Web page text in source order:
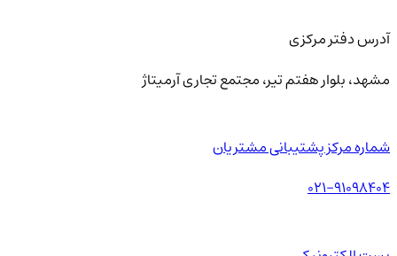
آدرس دفتر مرکزی
مشهد، بلوار هفتم تیر، مجتمع تجاری آرمیتاژ
شماره مرکز پشتیبانی مشتریان
021-91098404